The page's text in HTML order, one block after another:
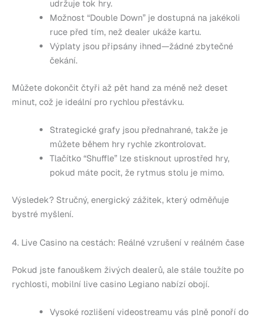
udržuje tok hry.
Možnost “Double Down” je dostupná na jakékoli
ruce před tím, než dealer ukáže kartu.
Výplaty jsou připsány ihned—žádné zbytečné
čekání.
Můžete dokončit čtyři až pět hand za méně než deset
minut, což je ideální pro rychlou přestávku.
Strategické grafy jsou přednahrané, takže je
můžete během hry rychle zkontrolovat.
Tlačítko “Shuffle” lze stisknout uprostřed hry,
pokud máte pocit, že rytmus stolu je mimo.
Výsledek? Stručný, energický zážitek, který odměňuje
bystré myšlení.
4. Live Casino na cestách: Reálné vzrušení v reálném čase
Pokud jste fanouškem živých dealerů, ale stále toužíte po
rychlosti, mobilní live casino Legiano nabízí obojí.
Vysoké rozlišení videostreamu vás plně ponoří do